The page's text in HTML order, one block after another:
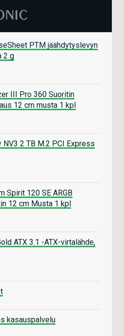
PTM jäähdytyslevyn
2 g
III Pro 360 Suoritin
12 cm musta 1 kpl
NV3 2 TB M.2 PCI Express
Spirit 120 SE ARGB
12 cm Musta 1 kpl
ATX 3.1 -ATX-virtalähde,
kasauspalvelu